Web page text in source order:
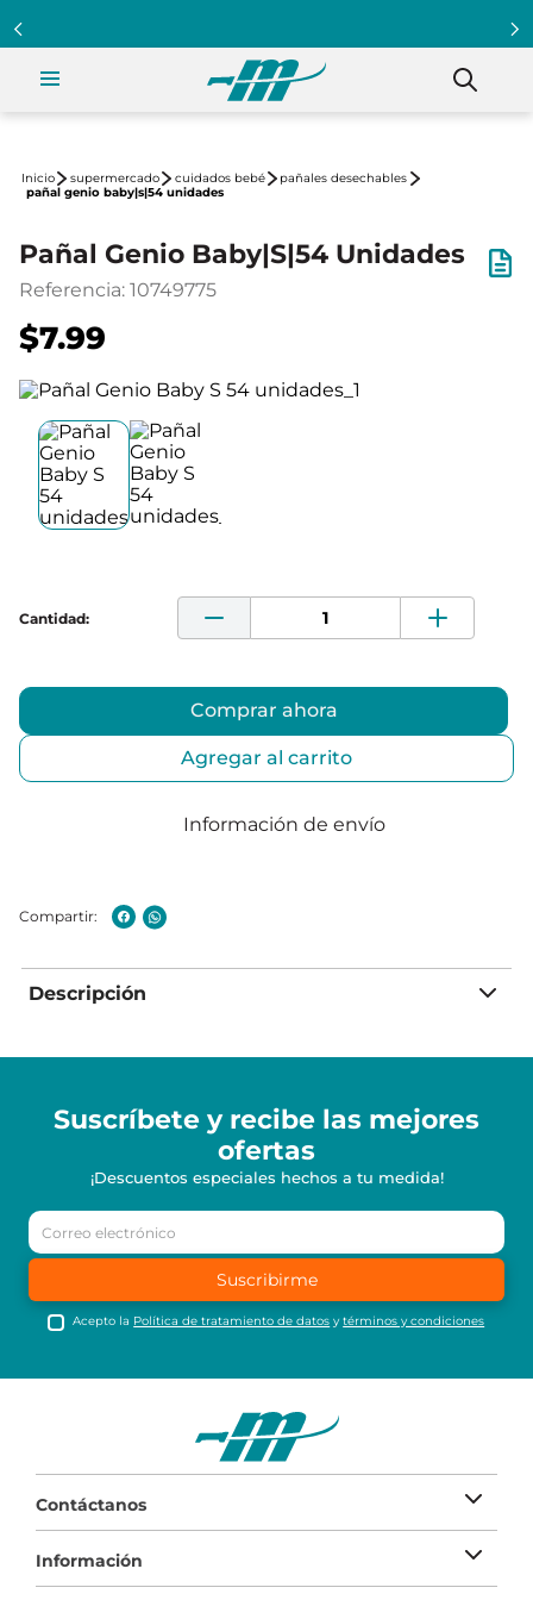
supermercado cuidados bebé
pañales desechables
pañal genio baby|s|54 unidades
Pañal Genio Baby|S|54 Unidades
Referencia: 10749775
$7.99
Comprar ahora
Agregar al carrito
Información de envío
Descripción
Suscríbete y recibe las mejores
ofertas
¡Descuentos especiales hechos a tu medida!
Suscribirme
Acepto la Política de tratamiento de datos ytérminos y condiciones
Contáctanos
Información